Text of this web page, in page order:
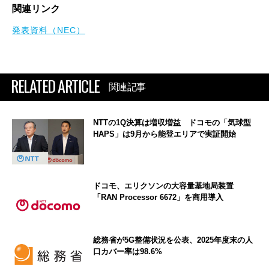
関連リンク
発表資料（NEC）
RELATED ARTICLE 関連記事
NTTの1Q決算は増収増益 ドコモの「気球型
HAPS」は9月から能登エリアで実証開始
ドコモ、エリクソンの大容量基地局装置
「RAN Processor 6672」を商用導入
総務省が5G整備状況を公表、2025年度末の人
口カバー率は98.6%